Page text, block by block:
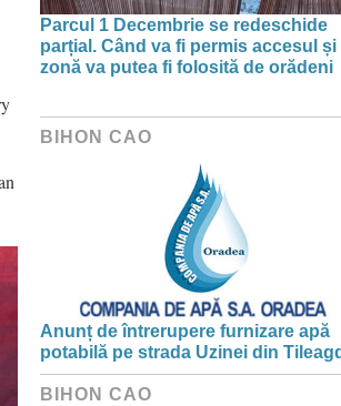
Parcul 1 Decembrie se redeschide
parțial. Când va fi permis accesul și
zonă va putea fi folosită de orădeni
BIHON CAO
Anunț de întrerupere furnizare apă
potabilă pe strada Uzinei din Tileagd
BIHON CAO